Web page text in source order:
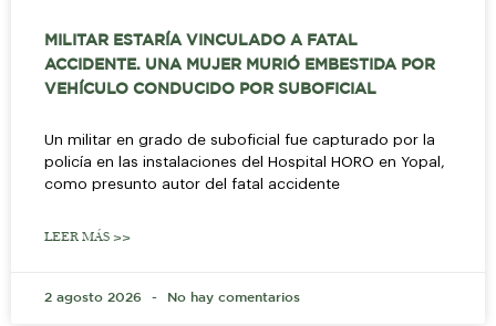
MILITAR ESTARÍA VINCULADO A FATAL
ACCIDENTE. UNA MUJER MURIÓ EMBESTIDA POR
VEHÍCULO CONDUCIDO POR SUBOFICIAL
Un militar en grado de suboficial fue capturado por la
policía en las instalaciones del Hospital HORO en Yopal,
como presunto autor del fatal accidente
LEER MÁS >>
2 agosto 2026 No hay comentarios